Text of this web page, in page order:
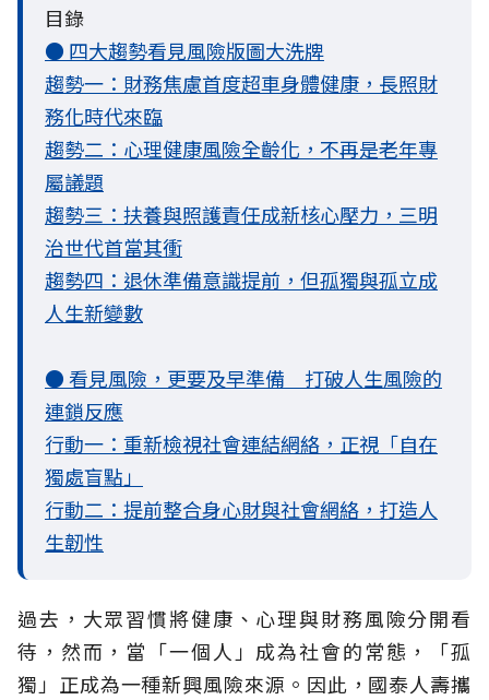
目錄
● 四大趨勢看見風險版圖大洗牌
趨勢一：財務焦慮首度超車身體健康，長照財
務化時代來臨
趨勢二：心理健康風險全齡化，不再是老年專
屬議題
趨勢三：扶養與照護責任成新核心壓力，三明
治世代首當其衝
趨勢四：退休準備意識提前，但孤獨與孤立成
人生新變數
● 看見風險，更要及早準備 打破人生風險的
連鎖反應
行動一：重新檢視社會連結網絡，正視「自在
獨處盲點」
行動二：提前整合身心財與社會網絡，打造人
生韌性
過去，大眾習慣將健康、心理與財務風險分開看
待，然而，當「一個人」成為社會的常態，「孤
獨」正成為一種新興風險來源。因此，國泰人壽攜